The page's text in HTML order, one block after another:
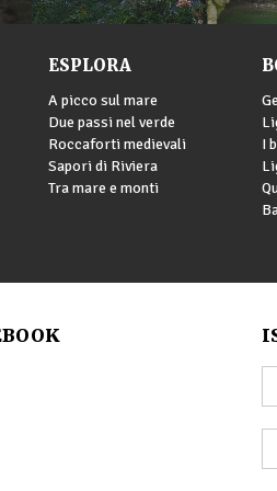
ESPLORA
A picco sul mare
Due passi nel verde
Roccaforti medievali
Sapori di Riviera
Tra mare e monti
I